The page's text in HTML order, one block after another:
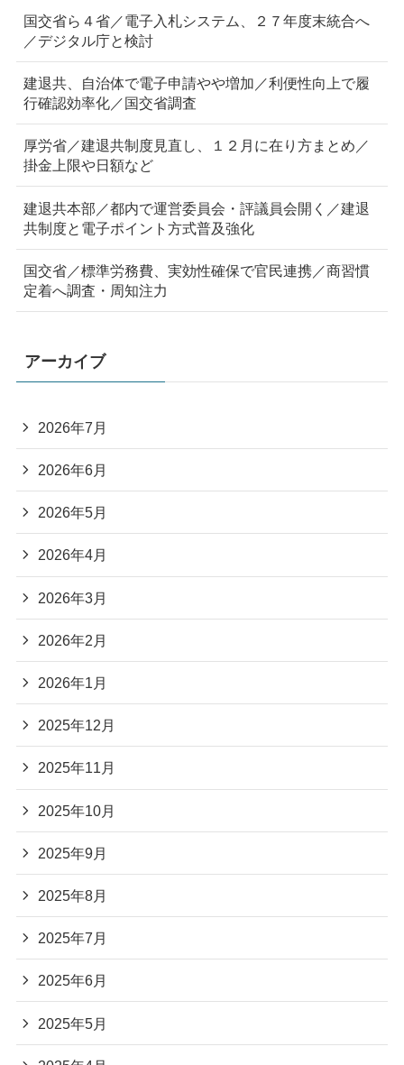
国交省ら４省／電子入札システム、２７年度末統合へ
／デジタル庁と検討
建退共、自治体で電子申請やや増加／利便性向上で履
行確認効率化／国交省調査
厚労省／建退共制度見直し、１２月に在り方まとめ／
掛金上限や日額など
建退共本部／都内で運営委員会・評議員会開く／建退
共制度と電子ポイント方式普及強化
国交省／標準労務費、実効性確保で官民連携／商習慣
定着へ調査・周知注力
アーカイブ
2026年7月
2026年6月
2026年5月
2026年4月
2026年3月
2026年2月
2026年1月
2025年12月
2025年11月
2025年10月
2025年9月
2025年8月
2025年7月
2025年6月
2025年5月